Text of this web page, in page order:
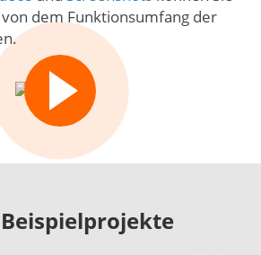
dem Funktionsumfang der
Beispielprojekte